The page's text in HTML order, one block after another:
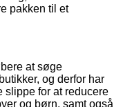
pakken til et
at søge
og derfor har
slippe for at reducere
og børn, samt også